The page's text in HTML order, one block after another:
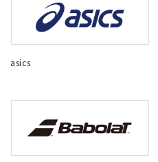
asics